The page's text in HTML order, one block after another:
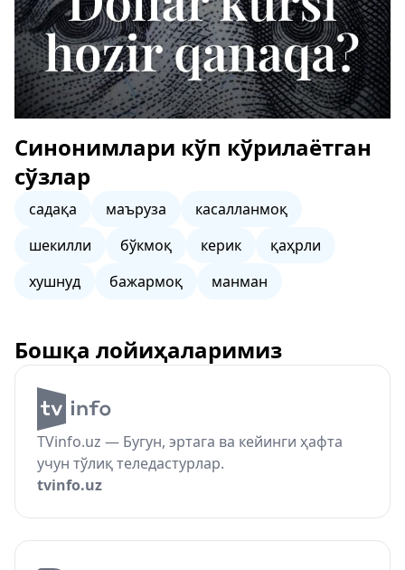
Синонимлари кўп кўрилаётган
сўзлар
садақа маъруза
касалланмоқ
шекилли
бўкмоқ керик
қаҳрли
хушнуд
бажармоқ манман
Бошқа лойиҳаларимиз
TVinfo.uz — Бугун, эртага ва кейинги ҳафта
учун тўлиқ теледастурлар.
tvinfo.uz